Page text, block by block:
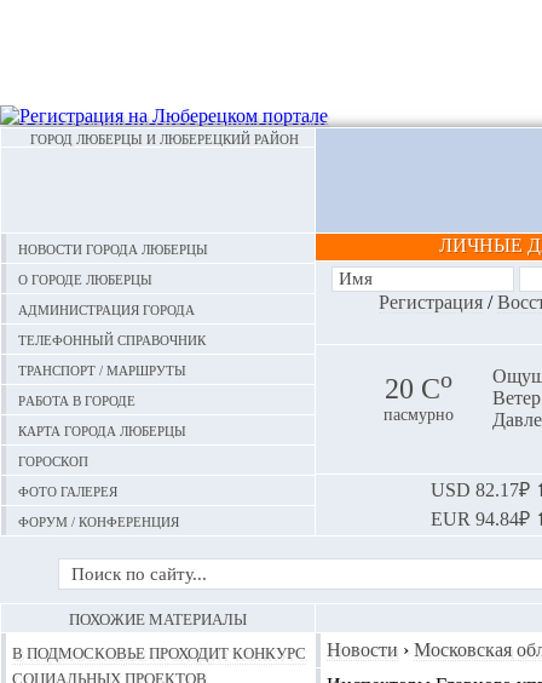
ГОРОД ЛЮБЕРЦЫ И ЛЮБЕРЕЦКИЙ РАЙОН
Новости города Люберцы
О городе Люберцы
Администрация города
Телефонный справочник
Транспорт / маршруты
Работа в городе
Карта города Люберцы
Гороскоп
Фото галерея
Форум / конференция
ЛИЧНЫЕ
Регистрация/
20 Сo
пасмурно
USD 82.17₽
EUR 94.84₽
Новости › Московская
ПОХОЖИЕ МАТЕРИАЛЫ
В Подмосковье проходит конкурс
социальных проектов